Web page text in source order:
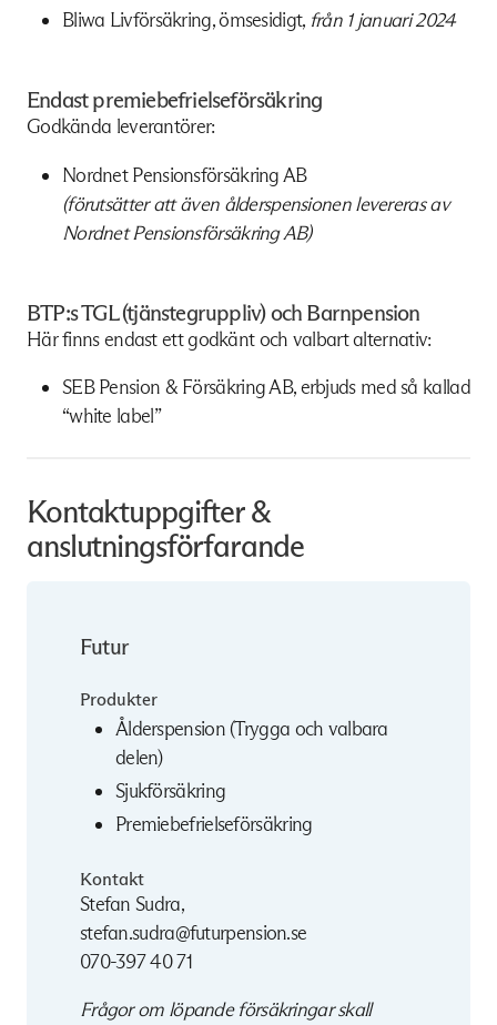
Bliwa Livförsäkring, ömsesidigt, från 1 januari 2024
Endast premiebefrielseförsäkring
Godkända leverantörer:
Nordnet Pensionsförsäkring AB
(förutsätter att även ålderspensionen levereras av
Nordnet Pensionsförsäkring AB)
BTP:s TGL (tjänstegruppliv) och Barnpension
Här finns endast ett godkänt och valbart alternativ:
SEB Pension & Försäkring AB, erbjuds med så kallad
“white label”
Kontaktuppgifter &
anslutningsförfarande
Futur
Produkter
Ålderspension (Trygga och valbara
delen)
Sjukförsäkring
Premiebefrielseförsäkring
Kontakt
Stefan Sudra,
stefan.sudra@futurpension.se
070-397 40 71
Frågor om löpande försäkringar skall